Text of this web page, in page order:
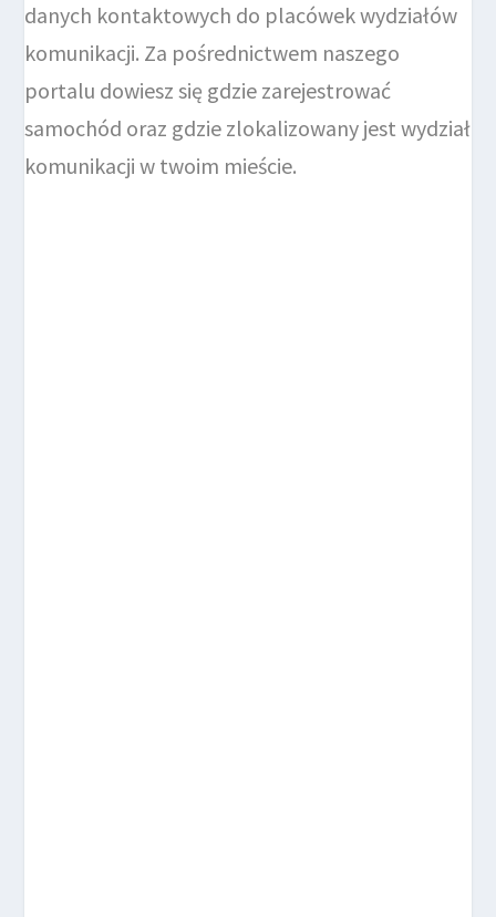
danych kontaktowych do placówek wydziałów
komunikacji. Za pośrednictwem naszego
portalu dowiesz się gdzie zarejestrować
samochód oraz gdzie zlokalizowany jest wydział
komunikacji w twoim mieście.